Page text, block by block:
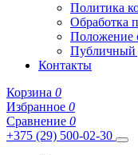
Политика
Обработка
Положение
Публичный
Контакты
Корзина 0
Избранное 0
Сравнение 0
+375 (29) 500-02-30